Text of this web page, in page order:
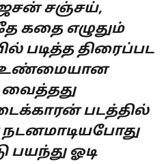
சஞ்சய்,
கதை எழுதும்
படித்த திரைப்பட
உண்மையான
வைத்தது
படத்தில்
ஓடி